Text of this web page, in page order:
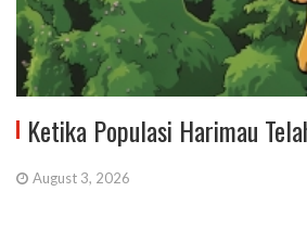
Ketika Populasi Harimau
August 3, 2026